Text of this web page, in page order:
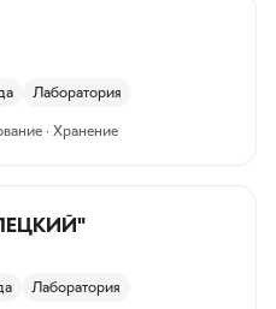
Лаборатория
· Хранение
Лаборатория